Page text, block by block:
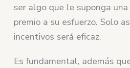
ser algo que le suponga
premio a su esfuerzo. Solo
incentivos será eficaz.
Es fundamental, además